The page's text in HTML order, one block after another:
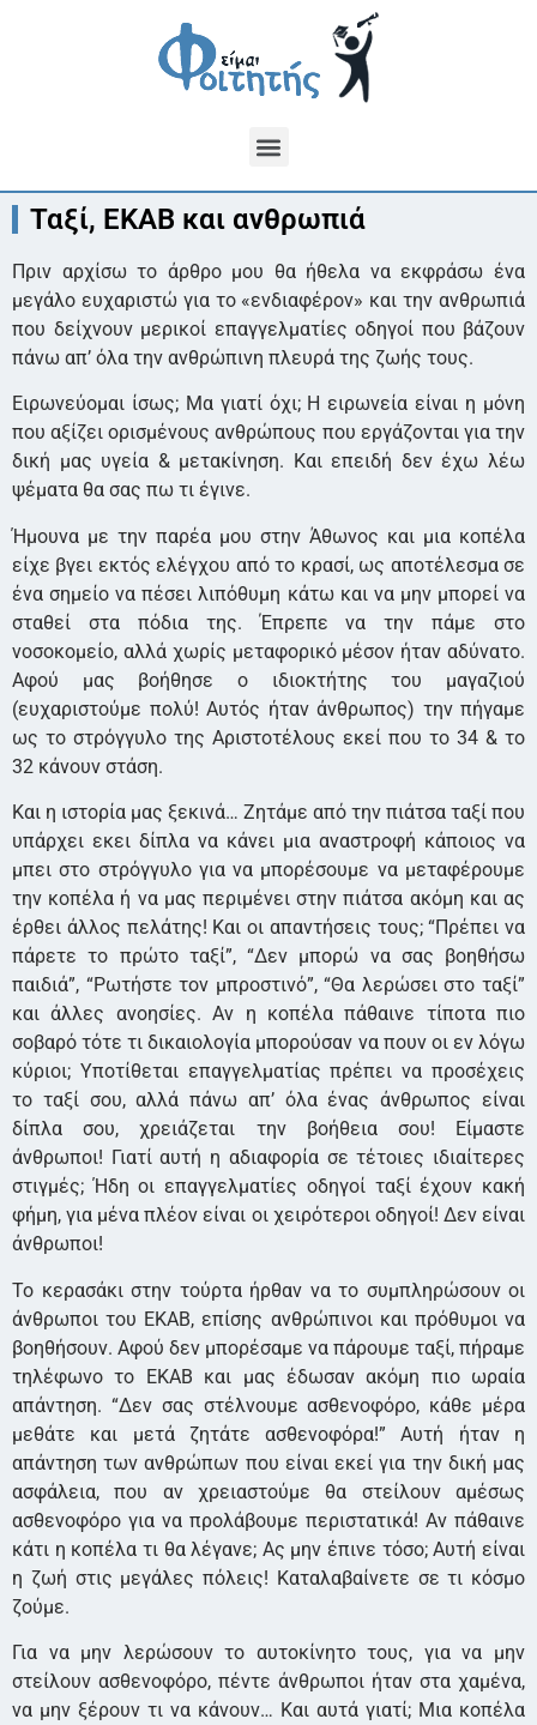
Ταξί, ΕΚΑΒ και ανθρωπιά
Πριν αρχίσω το άρθρο μου θα ήθελα να εκφράσω ένα
μεγάλο ευχαριστώ για το «ενδιαφέρον» και την ανθρωπιά
που δείχνουν μερικοί επαγγελματίες οδηγοί που βάζουν
πάνω απ’ όλα την ανθρώπινη πλευρά της ζωής τους.
Ειρωνεύομαι ίσως; Μα γιατί όχι; Η ειρωνεία είναι η μόνη
που αξίζει ορισμένους ανθρώπους που εργάζονται για την
δική μας υγεία & μετακίνηση. Και επειδή δεν έχω λέω
ψέματα θα σας πω τι έγινε.
Ήμουνα με την παρέα μου στην Άθωνος και μια κοπέλα
είχε βγει εκτός ελέγχου από το κρασί, ως αποτέλεσμα σε
ένα σημείο να πέσει λιπόθυμη κάτω και να μην μπορεί να
σταθεί στα πόδια της. Έπρεπε να την πάμε στο
νοσοκομείο, αλλά χωρίς μεταφορικό μέσον ήταν αδύνατο.
Αφού μας βοήθησε ο ιδιοκτήτης του μαγαζιού
(ευχαριστούμε πολύ! Αυτός ήταν άνθρωπος) την πήγαμε
ως το στρόγγυλο της Αριστοτέλους εκεί που το 34 & το
32 κάνουν στάση.
Και η ιστορία μας ξεκινά… Ζητάμε από την πιάτσα ταξί που
υπάρχει εκει δίπλα να κάνει μια αναστροφή κάποιος να
μπει στο στρόγγυλο για να μπορέσουμε να μεταφέρουμε
την κοπέλα ή να μας περιμένει στην πιάτσα ακόμη και ας
έρθει άλλος πελάτης! Και οι απαντήσεις τους; “Πρέπει να
πάρετε το πρώτο ταξί”, “Δεν μπορώ να σας βοηθήσω
παιδιά”, “Ρωτήστε τον μπροστινό”, “Θα λερώσει στο ταξί”
και άλλες ανοησίες. Αν η κοπέλα πάθαινε τίποτα πιο
σοβαρό τότε τι δικαιολογία μπορούσαν να πουν οι εν λόγω
κύριοι; Υποτίθεται επαγγελματίας πρέπει να προσέχεις
το ταξί σου, αλλά πάνω απ’ όλα ένας άνθρωπος είναι
δίπλα σου, χρειάζεται την βοήθεια σου! Είμαστε
άνθρωποι! Γιατί αυτή η αδιαφορία σε τέτοιες ιδιαίτερες
στιγμές; Ήδη οι επαγγελματίες οδηγοί ταξί έχουν κακή
φήμη, για μένα πλέον είναι οι χειρότεροι οδηγοί! Δεν είναι
άνθρωποι!
Το κερασάκι στην τούρτα ήρθαν να το συμπληρώσουν οι
άνθρωποι του ΕΚΑΒ, επίσης ανθρώπινοι και πρόθυμοι να
βοηθήσουν. Αφού δεν μπορέσαμε να πάρουμε ταξί, πήραμε
τηλέφωνο το ΕΚΑΒ και μας έδωσαν ακόμη πιο ωραία
απάντηση. “Δεν σας στέλνουμε ασθενοφόρο, κάθε μέρα
μεθάτε και μετά ζητάτε ασθενοφόρα!” Αυτή ήταν η
απάντηση των ανθρώπων που είναι εκεί για την δική μας
ασφάλεια, που αν χρειαστούμε θα στείλουν αμέσως
ασθενοφόρο για να προλάβουμε περιστατικά! Αν πάθαινε
κάτι η κοπέλα τι θα λέγανε; Ας μην έπινε τόσο; Αυτή είναι
η ζωή στις μεγάλες πόλεις! Καταλαβαίνετε σε τι κόσμο
ζούμε.
Για να μην λερώσουν το αυτοκίνητο τους, για να μην
στείλουν ασθενοφόρο, πέντε άνθρωποι ήταν στα χαμένα,
να μην ξέρουν τι να κάνουν… Και αυτά γιατί; Μια κοπέλα